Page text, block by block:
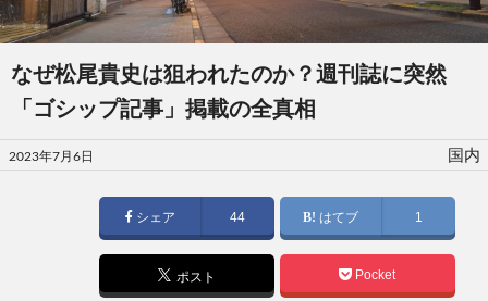
なぜ松尾貴史は狙われたのか？週刊誌に突然
「ゴシップ記事」掲載の全真相
投
稿
2023年7月6日 国内
シェア 44 はてブ 1
ポスト Pocket